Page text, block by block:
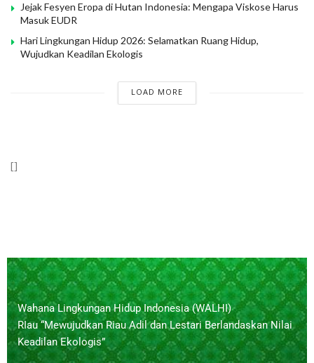
Jejak Fesyen Eropa di Hutan Indonesia: Mengapa Viskose Harus
Masuk EUDR
Hari Lingkungan Hidup 2026: Selamatkan Ruang Hidup,
Wujudkan Keadilan Ekologis
LOAD MORE
[]
Wahana Lingkungan Hidup Indonesia (WALHI)
RIau “Mewujudkan Riau Adil dan Lestari Berlandaskan Nilai
Keadilan Ekologis”